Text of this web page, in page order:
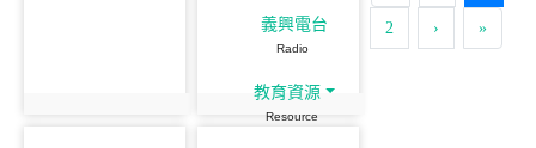
2 › »
義興電台
Radio
教育資源
Resource